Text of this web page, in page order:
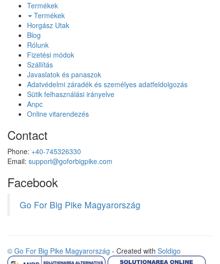
Termékek
Termékek
Horgász Utak
Blog
Rólunk
Fizetési módok
Szállítás
Javaslatok és panaszok
Adatvédelmi záradék és személyes adatfeldolgozás
Sütik felhasználási irányelve
Anpc
Online vitarendezés
Contact
Phone: +40-745326330
Email: support@goforbigpike.com
Facebook
Go For Big Pike Magyarország
© Go For Big Pike Magyarország - Created with Soldigo